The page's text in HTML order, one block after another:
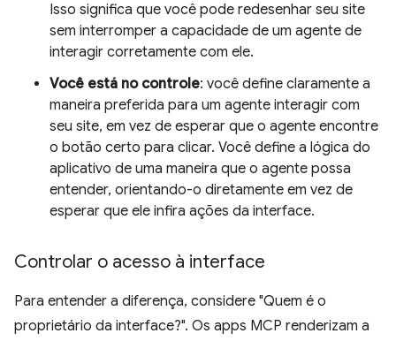
Isso significa que você pode redesenhar seu site
sem interromper a capacidade de um agente de
interagir corretamente com ele.
Você está no controle: você define claramente a
maneira preferida para um agente interagir com
seu site, em vez de esperar que o agente encontre
o botão certo para clicar. Você define a lógica do
aplicativo de uma maneira que o agente possa
entender, orientando-o diretamente em vez de
esperar que ele infira ações da interface.
Controlar o acesso à interface
Para entender a diferença, considere "Quem é o
proprietário da interface?". Os apps MCP renderizam a